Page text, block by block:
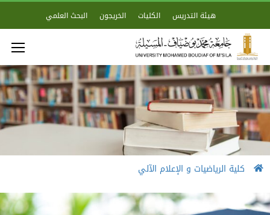
هيئة التدريس الكليات الخريجون البحث العلمي
كلية الرياضيات و الإعلام الآلي